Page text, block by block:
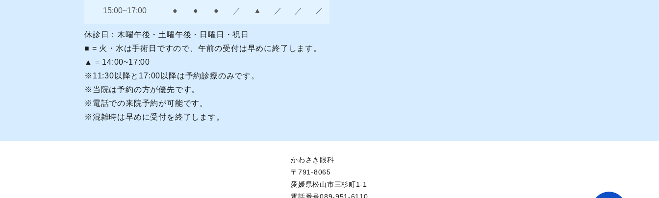
15:00~17:00 ● ● ● ／ ▲ ／ ／ ／
休診日：木曜午後・土曜午後・日曜日・祝日
■ = 火・水は手術日ですので、午前の受付は早めに終了します。
▲ = 14:00~17:00
※11:30以降と17:00以降は予約診療のみです。
※当院は予約の方が優先です。
※電話での来院予約が可能です。
※混雑時は早めに受付を終了します。
かわさき眼科
〒791-8065
愛媛県松山市三杉町1-1
電話番号089-951-6110